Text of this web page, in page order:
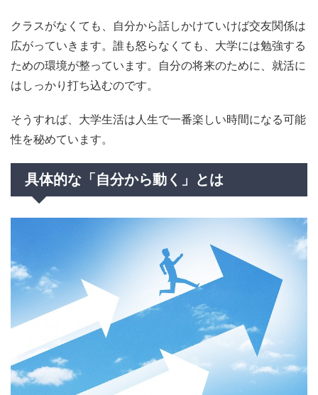
クラスがなくても、自分から話しかけていけば交友関係は
広がっていきます。誰も怒らなくても、大学には勉強する
ための環境が整っています。自分の将来のために、就活に
はしっかり打ち込むのです。
そうすれば、大学生活は人生で一番楽しい時間になる可能
性を秘めています。
具体的な「自分から動く」とは